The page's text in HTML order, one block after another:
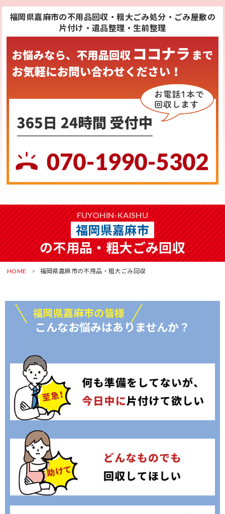
福岡県嘉麻市の不用品回収・粗大ごみ処分・ごみ屋敷の
片付け・遺品整理・生前整理
FUYOHIN-KAISHU
福岡県嘉麻市
の不用品・粗大ごみ回収
HOME 福岡県嘉麻市の不用品・粗大ごみ回収
福岡県嘉麻市の皆様
こんなお悩みはありませんか？